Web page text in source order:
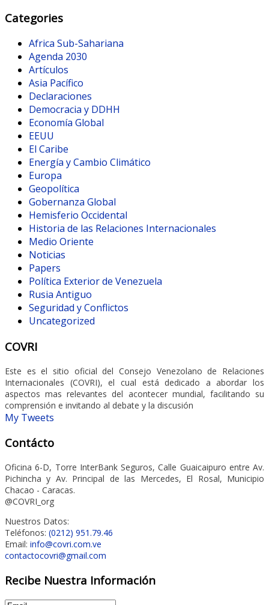
Categories
Africa Sub-Sahariana
Agenda 2030
Artículos
Asia Pacífico
Declaraciones
Democracia y DDHH
Economía Global
EEUU
El Caribe
Energía y Cambio Climático
Europa
Geopolítica
Gobernanza Global
Hemisferio Occidental
Historia de las Relaciones Internacionales
Medio Oriente
Noticias
Papers
Política Exterior de Venezuela
Rusia Antiguo
Seguridad y Conflictos
Uncategorized
COVRI
Este es el sitio oficial del Consejo Venezolano de Relaciones
Internacionales (COVRI), el cual está dedicado a abordar los
aspectos mas relevantes del acontecer mundial, facilitando su
comprensión e invitando al debate y la discusión
My Tweets
Contácto
Oficina 6-D, Torre InterBank Seguros, Calle Guaicaipuro entre Av.
Pichincha y Av. Principal de las Mercedes, El Rosal, Municipio
Chacao - Caracas.
@COVRI_org
Nuestros Datos:
Teléfonos: (0212) 951.79.46
Email: info@covri.com.ve
contactocovri@gmail.com
Recibe Nuestra Información